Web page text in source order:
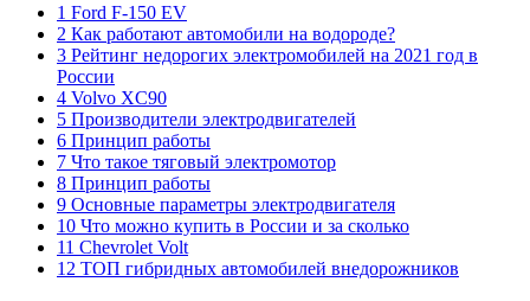
1 Ford F-150 EV
2 Как работают автомобили на водороде?
3 Рейтинг недорогих электромобилей на 2021 год в
России
4 Volvo XC90
5 Производители электродвигателей
6 Принцип работы
7 Что такое тяговый электромотор
8 Принцип работы
9 Основные параметры электродвигателя
10 Что можно купить в России и за сколько
11 Chevrolet Volt
12 ТОП гибридных автомобилей внедорожников